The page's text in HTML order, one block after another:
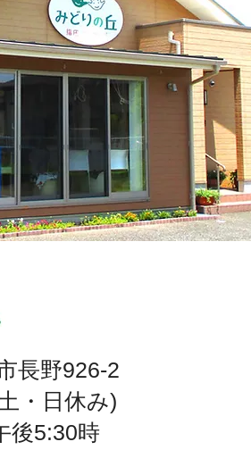
長野926-2
・日休み)
後5:30時